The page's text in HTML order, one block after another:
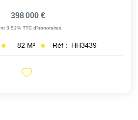
398 000 €
3,51% TTC d'honoraires
82 M² Réf : HH3439